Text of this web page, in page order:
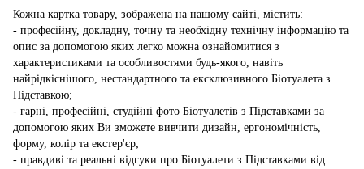
Кожна картка товару, зображена на нашому сайті, містить:
- професійну, докладну, точну та необхідну технічну інформацію та
опис за допомогою яких легко можна ознайомитися з
характеристиками та особливостями будь-якого, навіть
найрідкіснішого, нестандартного та ексклюзивного Біотуалета з
Підставкою;
- гарні, професійні, студійні фото Біотуалетів з Підставками за
допомогою яких Ви зможете вивчити дизайн, ергономічність,
форму, колір та екстер'єр;
- правдиві та реальні відгуки про Біотуалети з Підставками від